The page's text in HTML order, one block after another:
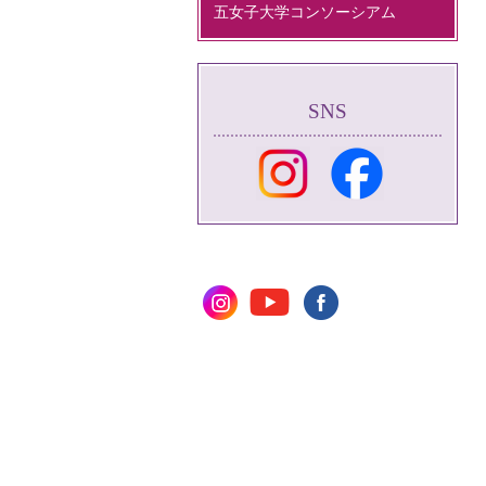
五女子大学コンソーシアム
SNS